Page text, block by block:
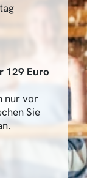
129 Euro
nur vor
Sie